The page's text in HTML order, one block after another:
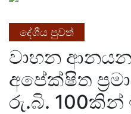
දේශීය පුවත්
වාහන ආනයන
අපේක්ෂිත
රු.බි.